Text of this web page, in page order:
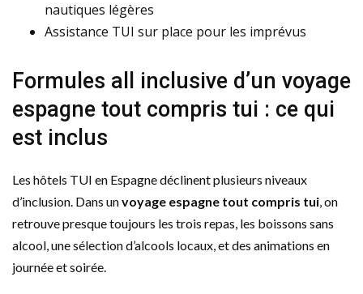
nautiques légères
Assistance TUI sur place pour les imprévus
Formules all inclusive d’un voyage
espagne tout compris tui : ce qui
est inclus
Les hôtels TUI en Espagne déclinent plusieurs niveaux
d’inclusion. Dans unvoyage espagne tout compris tui, on
retrouve presque toujours les trois repas, les boissons sans
alcool, une sélection d’alcools locaux, et des animations en
journée et soirée.